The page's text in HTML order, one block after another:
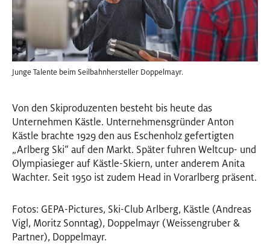
Junge Talente beim Seilbahnhersteller Doppelmayr.
Von den Skiproduzenten besteht bis heute das
Unternehmen Kästle. Unternehmensgründer Anton
Kästle brachte 1929 den aus Eschenholz gefertigten
„Arlberg Ski“ auf den Markt. Später fuhren Weltcup- und
Olympiasieger auf Kästle-Skiern, unter anderem Anita
Wachter. Seit 1950 ist zudem Head in Vorarlberg präsent.
Fotos: GEPA-Pictures, Ski-Club Arlberg, Kästle (Andreas
Vigl, Moritz Sonntag), Doppelmayr (Weissengruber &
Partner), Doppelmayr.